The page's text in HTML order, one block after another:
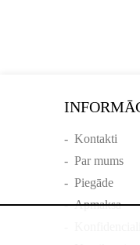
- Kontakti
- Par mums
- Piegāde
-Apmaksa